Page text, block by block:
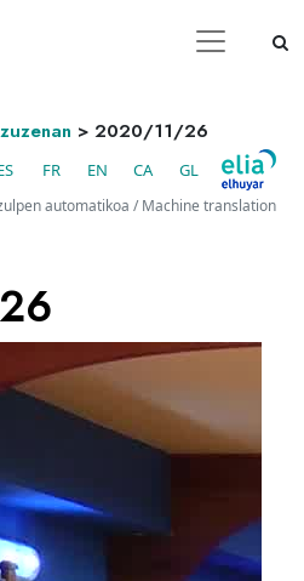
> 2020/11/26
FR EN CA GL
automatikoa / Machine translation